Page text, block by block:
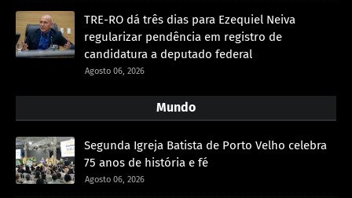
TRE-RO dá três dias para Ezequiel Neiva
regularizar pendência em registro de
candidatura a deputado federal
Agosto 06, 2026
Mundo
Segunda Igreja Batista de Porto Velho celebra
75 anos de história e fé
Agosto 06, 2026